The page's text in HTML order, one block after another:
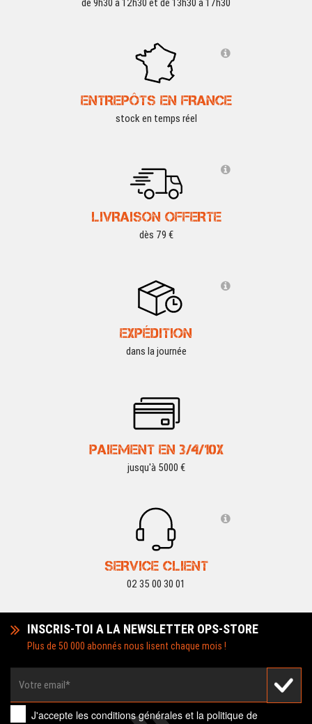
de 9h30 à 12h30 et de 13h30 à 17h30
ENTREPÔTS EN FRANCE
stock en temps réel
LIVRAISON OFFERTE
dès 79 €
EXPÉDITION
dans la journée
PAIEMENT EN 3/4/10X
jusqu'à 5000 €
SERVICE CLIENT
02 35 00 30 01
INSCRIS-TOI A LA NEWSLETTER OPS-STORE
Plus de 50 000 abonnés nous lisent chaque mois !
J'accepte lesconditions générales et lapolitique de